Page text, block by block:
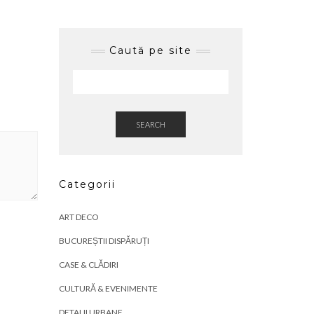
Caută pe site
SEARCH
Categorii
ART DECO
BUCUREȘTII DISPĂRUȚI
CASE & CLĂDIRI
CULTURĂ & EVENIMENTE